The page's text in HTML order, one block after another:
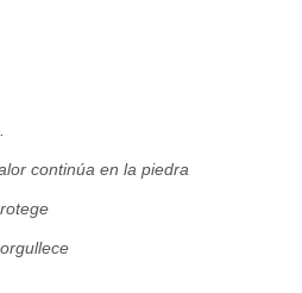
continúa en la piedra